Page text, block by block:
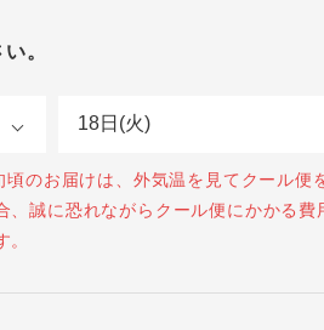
。
のお届けは、外気温を見てクール便
、誠に恐れながらクール便にかかる費